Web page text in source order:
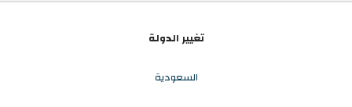
تغيير الدولة
السعودية